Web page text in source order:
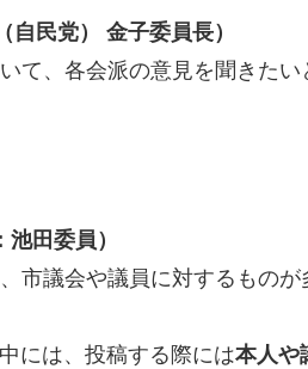
自民党） 金子委員長）
て、各会派の意見を聞きたい
田委員）
市議会や議員に対するもの
には、投稿する際には本人や